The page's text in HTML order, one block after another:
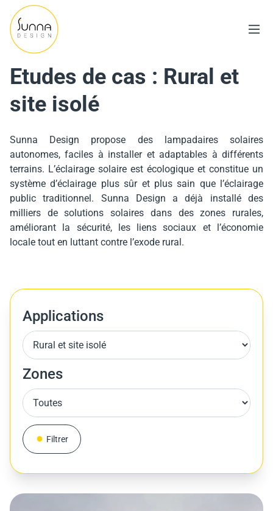
Etudes de cas : Rural et
site isolé
Sunna Design propose des lampadaires solaires
autonomes, faciles à installer et adaptables à différents
terrains. L’éclairage solaire est écologique et constitue un
système d’éclairage plus sûr et plus sain que l’éclairage
public traditionnel. Sunna Design a déjà installé des
milliers de solutions solaires dans des zones rurales,
améliorant la sécurité, les liens sociaux et l’économie
locale tout en luttant contre l’exode rural.
Applications
Zones
Filtrer